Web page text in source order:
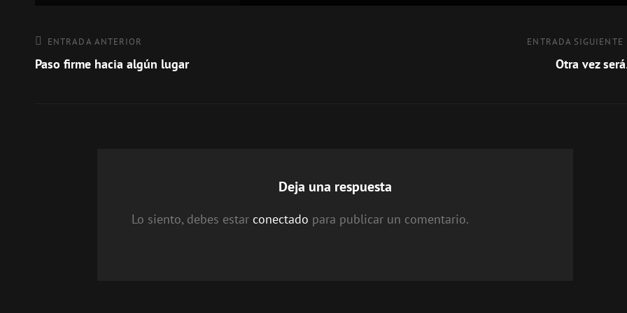
Navegación
de
Entrada
anterior
ENTRADA ANTERIOR
Paso firme hacia algún lugar
ENTRADA SIGUIENTE
Otra vez
Deja una respuesta
Lo siento, debes estar conectado para publicar un comentario.